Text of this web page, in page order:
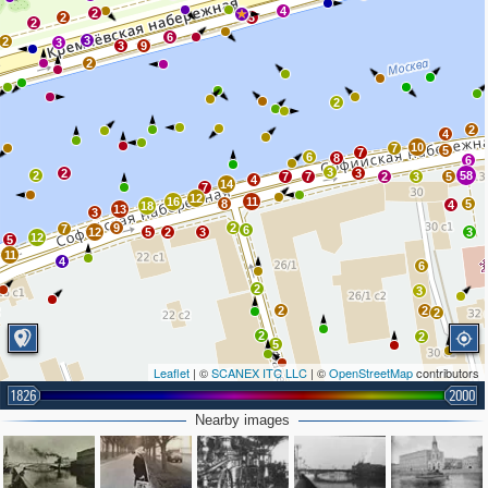
2
2 2
6
3 9
2
3
3
2
14
4
12
16
7
8
2 6
11
3
8
6
7
3
7
2
7 7
2
10 5
4
3 4
2
6
58
5
5
3
4
3
6
3
2
2
2
2
2
5
3
2
2
3
2
5
9
18
3
12
13
7
12
5
4
11
2 2
Leaflet | ©SCANEX ITC LLC | ©OpenStreetMapcontributors
1826 2000
Nearby images